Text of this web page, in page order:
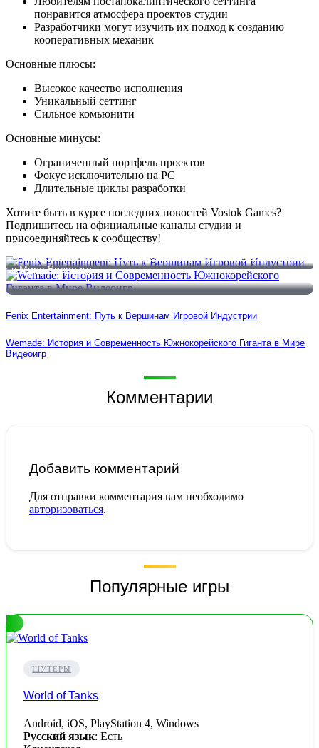
понравится атмосфера проектов студии
Разработчики могут изучить их подход к созданию
кооперативных механик
Основные плюсы:
Высокое качество исполнения
Уникальный сеттинг
Сильное комьюнити
Основные минусы:
Ограниченный портфель проектов
Фокус исключительно на PC
Длительные циклы разработки
Хотите быть в курсе последних новостей Vostok Games?
Подпишитесь на официальные каналы студии и
присоединяйтесь к сообществу!
Fenix Entertainment: Путь к Вершинам Игровой Индустрии
Wemade: История и Современность Южнокорейского Гиганта
в Мире Видеоигр
Fenix Entertainment: Путь к Вершинам Игровой Индустрии
Wemade: История и Современность Южнокорейского Гиганта в Мире
Видеоигр
Комментарии
Добавить комментарий
Для отправки комментария вам необходимо
авторизоваться.
Популярные игры
ШУТЕРЫ
World of Tanks
Android, iOS, PlayStation 4, Windows
Русский язык: Есть